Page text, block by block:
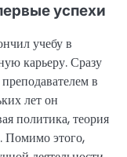
успехи
учебу в
карьеру. Сразу
в
лет он
политика, теория
Помимо этого,